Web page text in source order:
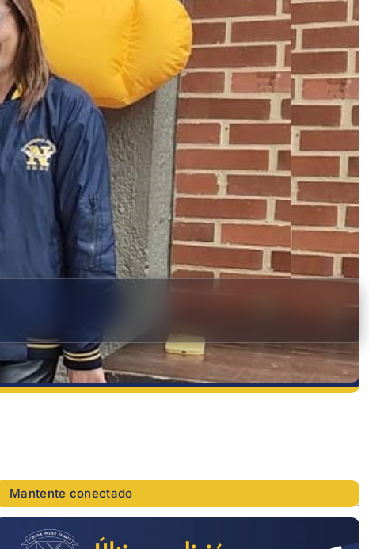
Mantente conectado